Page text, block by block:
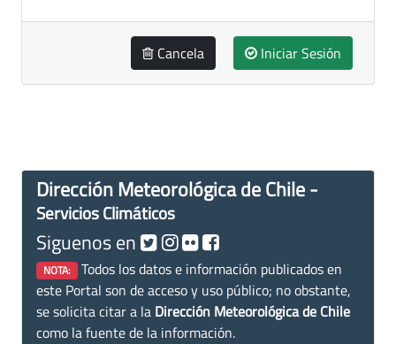
Cancela Iniciar Sesión
Dirección Meteorológica de Chile -
Servicios Climáticos
Siguenos en
NOTA: Todos los datos e información publicados en
este Portal son de acceso y uso público; no obstante,
se solicita citar a la Dirección Meteorológica de Chile
como la fuente de la información.